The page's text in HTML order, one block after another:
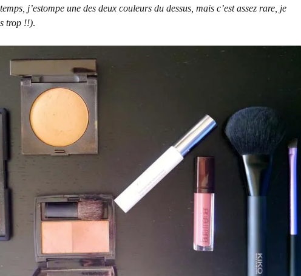
j’estompe une des deux couleurs du dessus, mais c’est assez rare, je
trop !!).